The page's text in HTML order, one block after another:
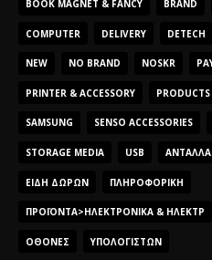
BOOK MAGNET & FANCY BRAND
COMPUTER DELIVERY DETECH
NEW NO BRAND NOSKR
PRINTER & ACCESSORY PRODUCTS
SAMSUNG SENSO ACCESSORIES
STORAGE MEDIA USB
ΕΊΔΗ ΔΏΡΩΝ ΠΛΗΡΟΦΟΡΙΚΉ
ΠΡΟΪΌΝΤΑ>ΗΛΕΚΤΡΟΝΙΚΆ & ΗΛΕΚΤΡ
ΟΘΌΝΕΣ ΥΠΟΛΟΓΙΣΤΏΝ